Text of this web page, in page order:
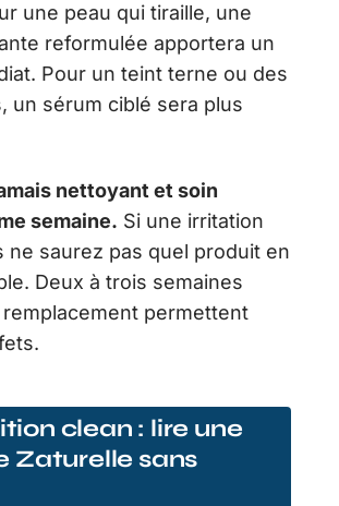
une peau qui tiraille, une
reformulée apportera un
Pour un teint terne ou des
un sérum ciblé sera plus
nettoyant et soin
semaine. Si une irritation
ne saurez pas quel produit en
Deux à trois semaines
permettent
clean : lire une
Zaturelle sans